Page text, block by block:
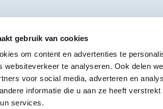
gebruik van cookies
om content en advertenties te
websiteverkeer te analyseren. Ook delen
voor social media, adverteren en
informatie die u aan ze heeft
services.